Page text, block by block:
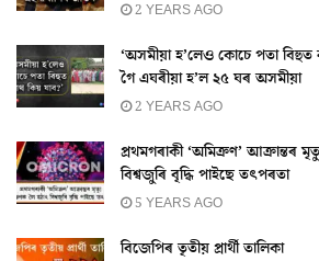
2 YEARS AGO
‘অসমীয়া হ’লেও কোচে পতা বিহুত
গৈ এঘৰীয়া হ’ল ২৫ ঘৰ অসমীয়া
2 YEARS AGO
প্ৰথমগৰাকী ‘অমিক্ৰণ’ আক্ৰান্তৰ
বিশ্বজুৰি বৃদ্ধি পাইছে তৎপৰতা
5 YEARS AGO
বিজেপিৰ তৃতীয় প্ৰাৰ্থী তালিকা